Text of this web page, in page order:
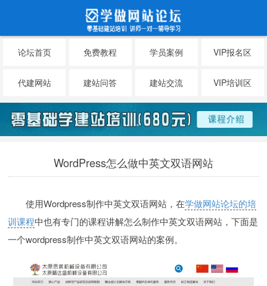
论坛首页 免费教程 学员案例 VIP报名区
代建网站 建站问答 建站交流 VIP培训区
WordPress怎么做中英文双语网站
使用Wordpress制作中英文双语网站，在学做网站论坛的培
训课程中也有专门的课程讲解怎么制作中英文双语网站，下面是
一个wordpress制作中英文双语网站的案例。